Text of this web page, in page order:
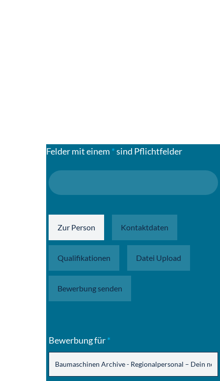
Felder mit einem *sind Pflichtfelder
Zur Person Kontaktdaten
Qualifikationen Datei Upload
Bewerbung senden
Bewerbung für*